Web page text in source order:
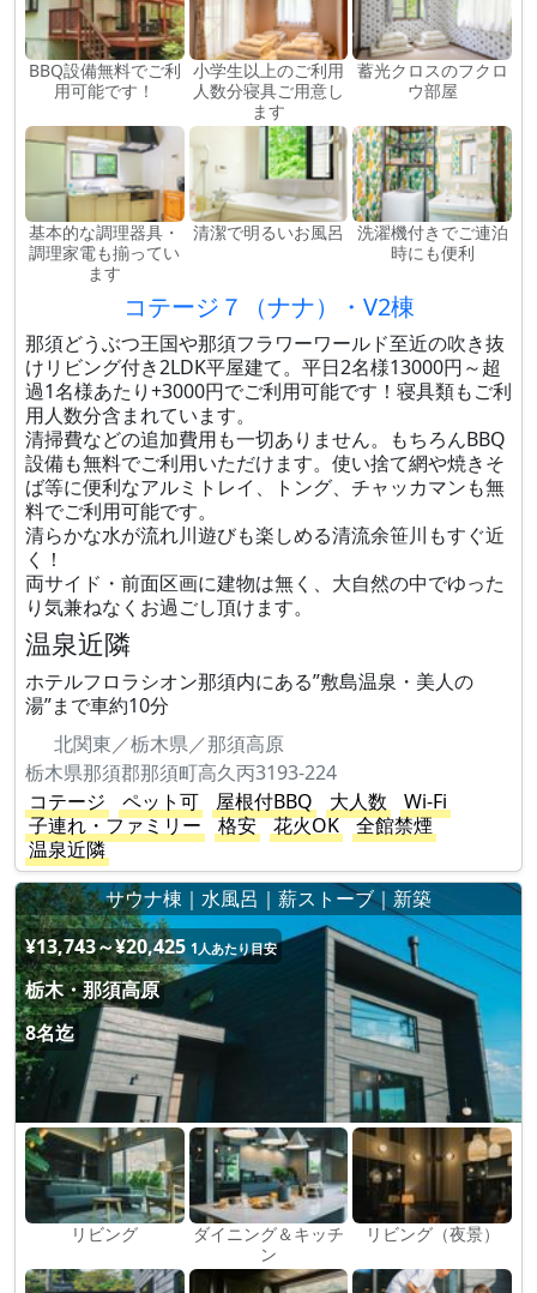
BBQ設備無料でご利
用可能です！
小学生以上のご利用
人数分寝具ご用意し
ます
蓄光クロスのフクロ
ウ部屋
基本的な調理器具・
調理家電も揃ってい
ます
清潔で明るいお風呂
洗濯機付きでご連泊
時にも便利
コテージ７（ナナ）・V2棟
那須どうぶつ王国や那須フラワーワールド至近の吹き抜
けリビング付き2LDK平屋建て。平日2名様13000円～超
過1名様あたり+3000円でご利用可能です！寝具類もご利
用人数分含まれています。
清掃費などの追加費用も一切ありません。もちろんBBQ
設備も無料でご利用いただけます。使い捨て網や焼きそ
ば等に便利なアルミトレイ、トング、チャッカマンも無
料でご利用可能です。
清らかな水が流れ川遊びも楽しめる清流余笹川もすぐ近
く！
両サイド・前面区画に建物は無く、大自然の中でゆった
り気兼ねなくお過ごし頂けます。
温泉近隣
ホテルフロラシオン那須内にある”敷島温泉・美人の
湯”まで車約10分
北関東／栃木県／那須高原
栃木県那須郡那須町高久丙3193-224
コテージ
ペット可 屋根付BBQ 大人数
Wi-Fi
子連れ・ファミリー
格安 花火OK
全館禁煙
温泉近隣
サウナ棟｜水風呂｜薪ストーブ｜新築
¥13,743～¥20,425 1人あたり目安
栃木・那須高原
8名迄
リビング
ダイニング＆キッチ
ン
リビング（夜景）